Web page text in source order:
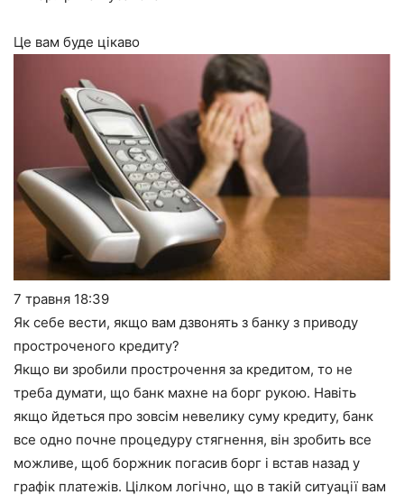
Це вам буде цікаво
7 травня 18:39
Як себе вести, якщо вам дзвонять з банку з приводу
простроченого кредиту?
Якщо ви зробили прострочення за кредитом, то не
треба думати, що банк махне на борг рукою. Навіть
якщо йдеться про зовсім невелику суму кредиту, банк
все одно почне процедуру стягнення, він зробить все
можливе, щоб боржник погасив борг і встав назад у
графік платежів. Цілком логічно, що в такій ситуації вам